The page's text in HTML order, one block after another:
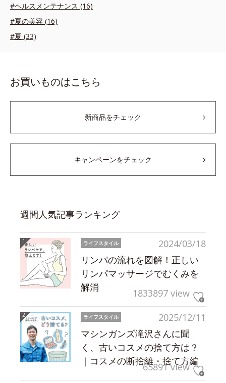
#ヘルスメンテナンス (16)
#夏の美容 (16)
#夏 (33)
お買いものはこちら
新商品をチェック
キャンペーンをチェック
週間人気記事ランキング
2024/03/18
ライフスタイル
リンパの流れを図解！正しい
リンパマッサージでむくみを
解消
1833897 view
2025/12/11
ライフスタイル
マシンガンズ滝沢さんに聞
く、古いコスメの捨て方は？
｜コスメの断捨離・捨て方編
65891 view